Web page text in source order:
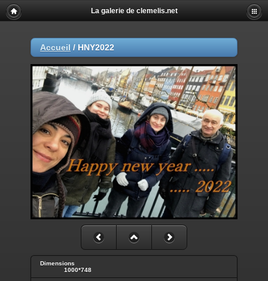
La galerie de clemelis.net
Accueil / HNY2022
Dimensions
1000*748